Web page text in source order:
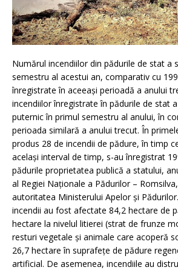
Numărul incendiilor din pădurile de stat a
semestru al acestui an, comparativ cu
înregistrate în aceeași perioadă a anului
incendiilor înregistrate în pădurile de stat
puternic în primul semestru al anului, în
perioada similară a anului trecut. În
produs 28 de incendii de pădure, în timp
același interval de timp, s-au înregistrat
pădurile proprietatea publică a statului,
al Regiei Naționale a Pădurilor –
autoritatea Ministerului Apelor și
incendii au fost afectate 84,2 hectare de
hectare la nivelul litierei (strat de frunze
resturi vegetale și animale care acoperă
26,7 hectare în suprafețe de pădure
artificial. De asemenea, incendiile au